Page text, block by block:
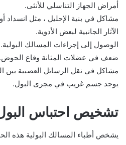
أمراض الجهاز التناسلي للأنثى.
مشاكل في بنية الإحليل ، مثل انسداد
الآثار الجانبية لبعض الأدوية.
الوصول إلى إجراءات المسالك البولية.
ضعف في عضلات المثانة وقاع الحوض.
مشاكل في نقل الرسائل العصبية بين
يوجد جسم غريب في مجرى البول.
تشخيص احتباس
يشخص أطباء المسالك البولية هذه